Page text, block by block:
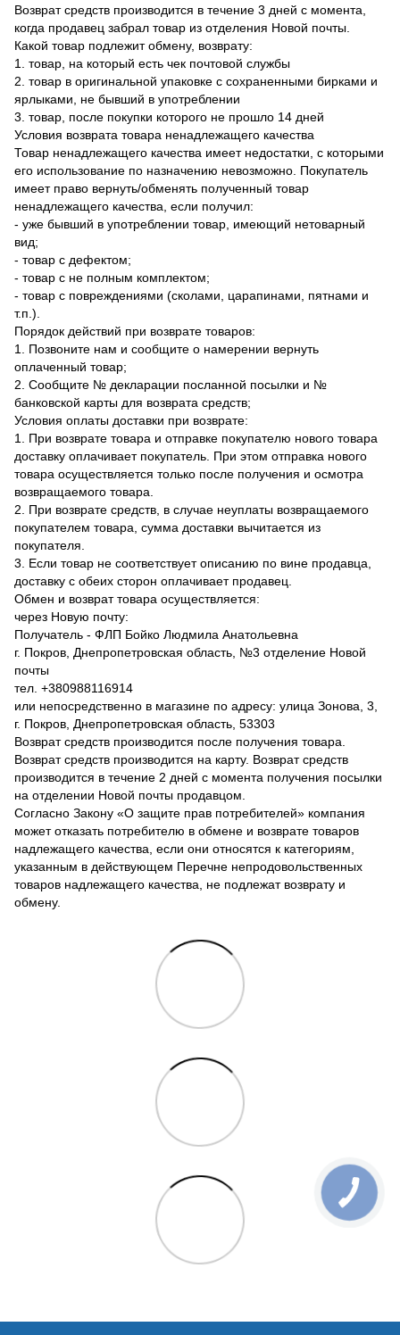
Возврат средств производится в течение 3 дней с момента,
когда продавец забрал товар из отделения Новой почты.
Какой товар подлежит обмену, возврату:
1. товар, на который есть чек почтовой службы
2. товар в оригинальной упаковке с сохраненными бирками и
ярлыками, не бывший в употреблении
3. товар, после покупки которого не прошло 14 дней
Условия возврата товара ненадлежащего качества
Товар ненадлежащего качества имеет недостатки, с которыми
его использование по назначению невозможно. Покупатель
имеет право вернуть/обменять полученный товар
ненадлежащего качества, если получил:
- уже бывший в употреблении товар, имеющий нетоварный
вид;
- товар с дефектом;
- товар с не полным комплектом;
- товар с повреждениями (сколами, царапинами, пятнами и
т.п.).
Порядок действий при возврате товаров:
1. Позвоните нам и сообщите о намерении вернуть
оплаченный товар;
2. Сообщите № декларации посланной посылки и №
банковской карты для возврата средств;
Условия оплаты доставки при возврате:
1. При возврате товара и отправке покупателю нового товара
доставку оплачивает покупатель. При этом отправка нового
товара осуществляется только после получения и осмотра
возвращаемого товара.
2. При возврате средств, в случае неуплаты возвращаемого
покупателем товара, сумма доставки вычитается из
покупателя.
3. Если товар не соответствует описанию по вине продавца,
доставку с обеих сторон оплачивает продавец.
Обмен и возврат товара осуществляется:
через Новую почту:
Получатель - ФЛП Бойко Людмила Анатольевна
г. Покров, Днепропетровская область, №3 отделение Новой
почты
тел. +380988116914
или непосредственно в магазине по адресу: улица Зонова, 3,
г. Покров, Днепропетровская область, 53303
Возврат средств производится после получения товара.
Возврат средств производится на карту. Возврат средств
производится в течение 2 дней с момента получения посылки
на отделении Новой почты продавцом.
Согласно Закону «О защите прав потребителей» компания
может отказать потребителю в обмене и возврате товаров
надлежащего качества, если они относятся к категориям,
указанным в действующем Перечне непродовольственных
товаров надлежащего качества, не подлежат возврату и
обмену.